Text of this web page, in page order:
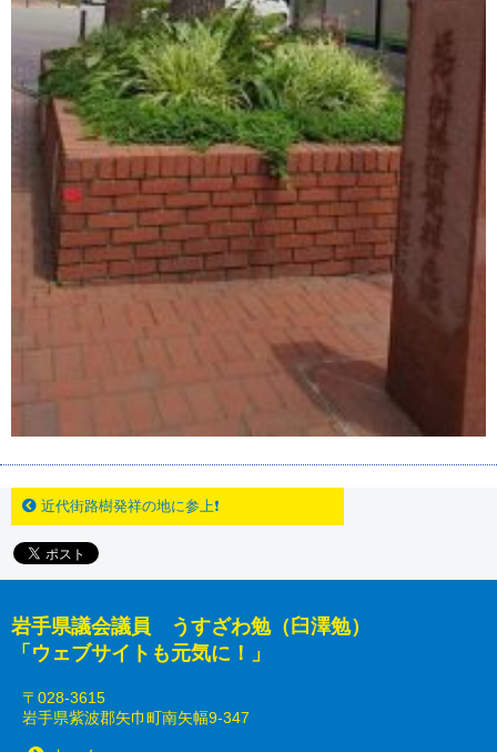
近代街路樹発祥の地に参上❗
岩手県議会議員 うすざわ勉（臼澤勉）
「ウェブサイトも元気に！」
〒028-3615
岩手県紫波郡矢巾町南矢幅9-347